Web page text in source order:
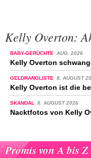
Kelly Overton:
BABY-GERÜCHTE AUG. 2026
Kelly Overton
GELDRANGLISTE 8. AUGUST
Kelly Overton ist die
SKANDAL 8. AUGUST 2026
Nacktfotos von Kelly
Promis von A bis Z